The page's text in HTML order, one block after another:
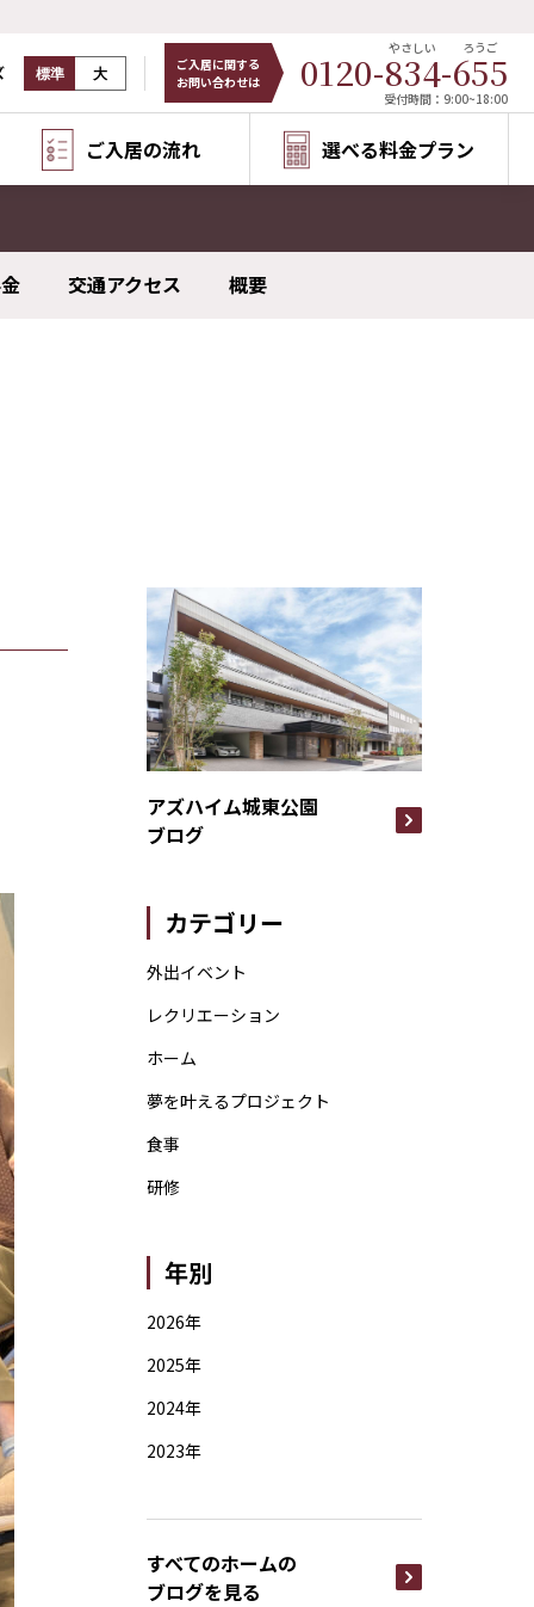
標準 大
ご入居に関する
お問い合わせは
0120-834
やさしい
-655
ろうご
受付時間：9:00~18:00
ご入居の流れ 選べる料金プラン
交通アクセス 概要
アズハイム城東公園
ブログ
カテゴリー
外出イベント
レクリエーション
ホーム
夢を叶えるプロジェクト
食事
研修
年別
2026年
2025年
2024年
2023年
すべてのホームの
ブログを見る